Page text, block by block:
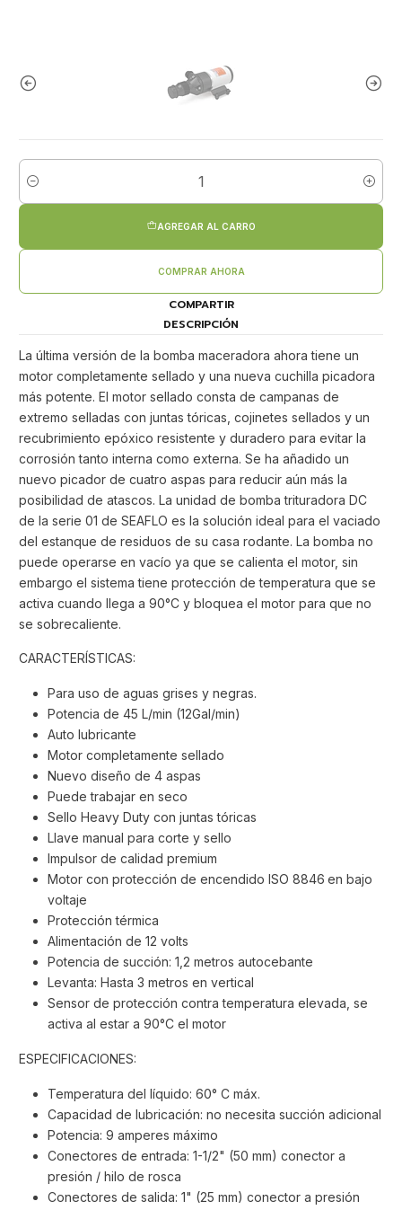
Cantidad
AGREGAR AL CARRO
COMPRAR AHORA
COMPARTIR
DESCRIPCIÓN
La última versión de la bomba maceradora ahora tiene un
motor completamente sellado y una nueva cuchilla picadora
más potente. El motor sellado consta de campanas de
extremo selladas con juntas tóricas, cojinetes sellados y un
recubrimiento epóxico resistente y duradero para evitar la
corrosión tanto interna como externa. Se ha añadido un
nuevo picador de cuatro aspas para reducir aún más la
posibilidad de atascos. La unidad de bomba trituradora DC
de la serie 01 de SEAFLO es la solución ideal para el vaciado
del estanque de residuos de su casa rodante. La bomba no
puede operarse en vacío ya que se calienta el motor, sin
embargo el sistema tiene protección de temperatura que se
activa cuando llega a 90°C y bloquea el motor para que no
se sobrecaliente.
CARACTERÍSTICAS:
Para uso de aguas grises y negras.
Potencia de 45 L/min (12Gal/min)
Auto lubricante
Motor completamente sellado
Nuevo diseño de 4 aspas
Puede trabajar en seco
Sello Heavy Duty con juntas tóricas
Llave manual para corte y sello
Impulsor de calidad premium
Motor con protección de encendido ISO 8846 en bajo
voltaje
Protección térmica
Alimentación de 12 volts
Potencia de succión: 1,2 metros autocebante
Levanta: Hasta 3 metros en vertical
Sensor de protección contra temperatura elevada, se
activa al estar a 90°C el motor
ESPECIFICACIONES:
Temperatura del líquido: 60° C máx.
Capacidad de lubricación: no necesita succión adicional
Potencia: 9 amperes máximo
Conectores de entrada: 1-1/2" (50 mm) conector a
presión / hilo de rosca
Conectores de salida: 1" (25 mm) conector a presión